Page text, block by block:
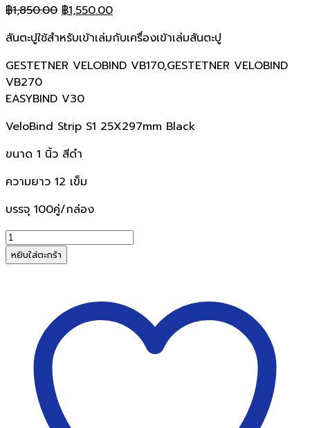
฿1,850.00 Original
was:
฿1,850.00.
฿1,550.00Current
is:
฿1,550.00.
สันตะปูใช้สำหรับเข้าเล่มกับเครื่องเข้าเล่มสันตะปู
GESTETNER VELOBIND VB170,GESTETNER VELOBIND
VB270
EASYBIND V30
VeloBind Strip S1 25X297mm Black
ขนาด 1 นิ้ว สีดำ
ความยาว 12 เข็ม
บรรจุ 100คู่/กล่อง
จำนวน
สัน
ตะปู
VeloBind
25X297mm
หยิบใส่ตะกร้า